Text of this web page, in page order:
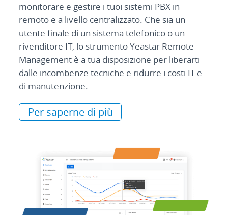
monitorare e gestire i tuoi sistemi PBX in
remoto e a livello centralizzato. Che sia un
utente finale di un sistema telefonico o un
rivenditore IT, lo strumento Yeastar Remote
Management è a tua disposizione per liberarti
dalle incombenze tecniche e ridurre i costi IT e
di manutenzione.
Per saperne di più